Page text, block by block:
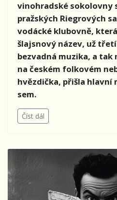
vinohradské sokolovny
pražských Riegrových
vodácké klubovně,
šlajsnový název, už
bezvadná muzika, a tak
na českém folkovém
hvězdička, přišla hlavní
sem.
Číst dál